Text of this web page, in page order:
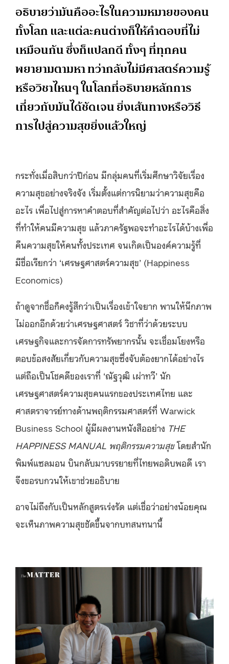
อธิบายว่ามันคืออะไรในความหมายของคน
ทั้งโลก และแต่ละคนต่างก็ให้คำตอบที่ไม่
เหมือนกัน ซึ่งก็แปลกดี ทั้งๆ ที่ทุกคน
พยายามตามหา ทว่ากลับไม่มีศาสตร์ความรู้
หรือวิชาไหนๆ ในโลกที่อธิบายหลักการ
เกี่ยวกับมันได้ชัดเจน ยิ่งเส้นทางหรือวิธี
การไปสู่ความสุขยิ่งแล้วใหญ่
กระทั่งเมื่อสิบกว่าปีก่อน มีกลุ่มคนที่เริ่มศึกษาวิจัยเรื่อง
ความสุขอย่างจริงจัง เริ่มตั้งแต่การนิยามว่าความสุขคือ
อะไร เพื่อไปสู่การหาคำตอบที่สำคัญต่อไปว่า อะไรคือสิ่ง
ที่ทำให้คนมีความสุข แล้วภาครัฐพอจะทำอะไรได้บ้างเพื่อ
คืนความสุขให้คนทั้งประเทศ จนเกิดเป็นองค์ความรู้ที่
มีชื่อเรียกว่า ‘เศรษฐศาสตร์ความสุข’ (Happiness
Economics)
ถ้าดูจากชื่อก็คงรู้สึกว่าเป็นเรื่องเข้าใจยาก พานให้นึกภาพ
ไม่ออกอีกด้วยว่าเศรษฐศาสตร์ วิชาที่ว่าด้วยระบบ
เศรษฐกิจและการจัดการทรัพยากรนั้น จะเชื่อมโยงหรือ
ตอบข้อสงสัยเกี่ยวกับความสุขซึ่งจับต้องยากได้อย่างไร
แต่ถือเป็นโชคดีของเราที่ ‘ณัฐวุฒิ เผ่าทวี’ นัก
เศรษฐศาสตร์ความสุขคนแรกของประเทศไทย และ
ศาสตราจารย์ทางด้านพฤติกรรมศาสตร์ที่ Warwick
Business School ผู้มีผลงานหนังสืออย่าง THE
HAPPINESS MANUAL พฤติกรรมความสุขโดยสำนัก
พิมพ์แซลมอน บินกลับมาบรรยายที่ไทยพอดิบพอดี เรา
จึงขอรบกวนให้เขาช่วยอธิบาย
อาจไม่ถึงกับเป็นหลักสูตรเร่งรัด แต่เชื่อว่าอย่างน้อยคุณ
จะเห็นภาพความสุขชัดขึ้นจากบทสนทนานี้